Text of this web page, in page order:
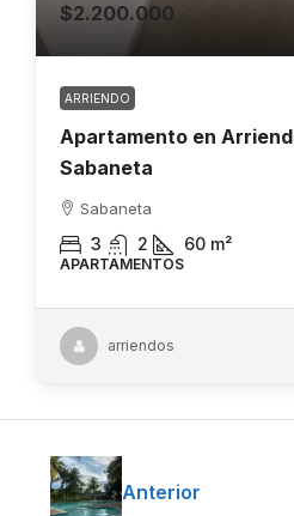
$2.200.000
ARRIENDO
Apartamento en
Sabaneta
Sabaneta
3 2 60 m²
APARTAMENTOS
arriendos
Anterior